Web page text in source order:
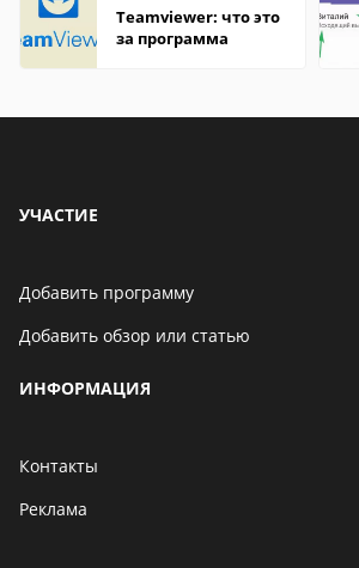
Teamviewer: что это
за программа
УЧАСТИЕ
Добавить программу
Добавить обзор или статью
ИНФОРМАЦИЯ
Контакты
Реклама